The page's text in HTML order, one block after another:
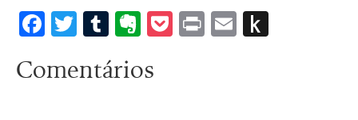
Facebook
Twitter
Tumblr
Evernote
Pocket
PrintEmail
Comentários